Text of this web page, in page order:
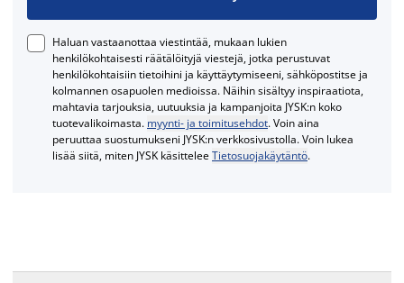
Haluan vastaanottaa viestintää, mukaan lukien
henkilökohtaisesti räätälöityjä viestejä, jotka perustuvat
henkilökohtaisiin tietoihini ja käyttäytymiseeni, sähköpostitse ja
kolmannen osapuolen medioissa. Näihin sisältyy inspiraatiota,
mahtavia tarjouksia, uutuuksia ja kampanjoita JYSK:n koko
tuotevalikoimasta. myynti- ja toimitusehdot. Voin aina
peruuttaa suostumukseni JYSK:n verkkosivustolla. Voin lukea
lisää siitä, miten JYSK käsitteleeTietosuojakäytäntö.